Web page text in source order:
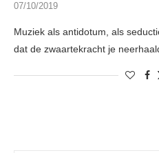
07/10/2019
Muziek als antidotum, als
dat de zwaartekracht je